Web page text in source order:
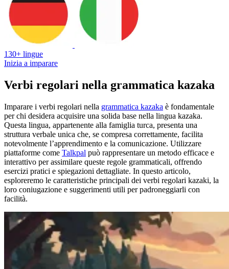
130+ lingue
Inizia a imparare
Verbi regolari nella grammatica kazaka
Imparare i verbi regolari nella grammatica kazaka è fondamentale
per chi desidera acquisire una solida base nella lingua kazaka.
Questa lingua, appartenente alla famiglia turca, presenta una
struttura verbale unica che, se compresa correttamente, facilita
notevolmente l’apprendimento e la comunicazione. Utilizzare
piattaforme come Talkpal può rappresentare un metodo efficace e
interattivo per assimilare queste regole grammaticali, offrendo
esercizi pratici e spiegazioni dettagliate. In questo articolo,
esploreremo le caratteristiche principali dei verbi regolari kazaki, la
loro coniugazione e suggerimenti utili per padroneggiarli con
facilità.